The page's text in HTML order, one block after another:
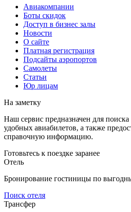
Авиакомпании
Боты скидок
Доступ в бизнес залы
Новости
О сайте
Платная регистрация
Подсайты аэропортов
Самолеты
Статьи
Юр лицам
На заметку
Наш сервис предназначен для
удобных авиабилетов, а также
справочную информацию.
Готовьтесь к поездке заранее
Отель
Бронирование гостиницы по
Поиск отеля
Трансфер